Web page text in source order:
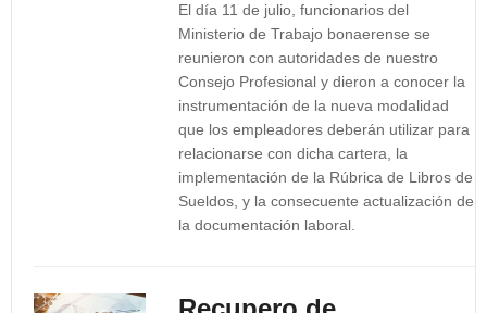
El día 11 de julio, funcionarios del
Ministerio de Trabajo bonaerense se
reunieron con autoridades de nuestro
Consejo Profesional y dieron a conocer la
instrumentación de la nueva modalidad
que los empleadores deberán utilizar para
relacionarse con dicha cartera, la
implementación de la Rúbrica de Libros de
Sueldos, y la consecuente actualización de
la documentación laboral.